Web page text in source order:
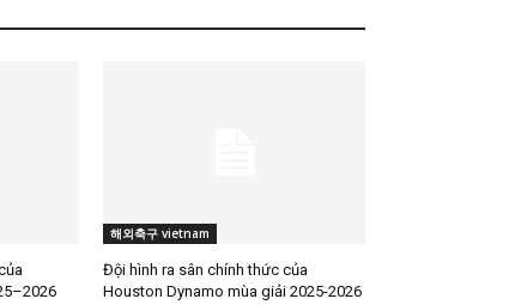
해외축구 vietnam
Đội hình ra sân chính thức của
Houston Dynamo mùa giải 2025-2026